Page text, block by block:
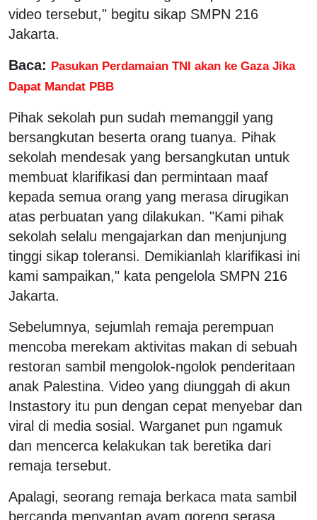
video tersebut," begitu sikap SMPN 216
Jakarta.
Baca: Pasukan Perdamaian TNI akan ke Gaza Jika
Dapat Mandat PBB
Pihak sekolah pun sudah memanggil yang
bersangkutan beserta orang tuanya. Pihak
sekolah mendesak yang bersangkutan untuk
membuat klarifikasi dan permintaan maaf
kepada semua orang yang merasa dirugikan
atas perbuatan yang dilakukan. "Kami pihak
sekolah selalu mengajarkan dan menjunjung
tinggi sikap toleransi. Demikianlah klarifikasi ini
kami sampaikan," kata pengelola SMPN 216
Jakarta.
Sebelumnya, sejumlah remaja perempuan
mencoba merekam aktivitas makan di sebuah
restoran sambil mengolok-ngolok penderitaan
anak Palestina. Video yang diunggah di akun
Instastory itu pun dengan cepat menyebar dan
viral di media sosial. Warganet pun ngamuk
dan mencerca kelakukan tak beretika dari
remaja tersebut.
Apalagi, seorang remaja berkaca mata sambil
bercanda menyantap ayam goreng serasa